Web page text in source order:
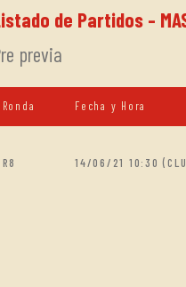
de Partidos -
previa
Ronda Fecha y Hora
R8 14/06/21 10:30